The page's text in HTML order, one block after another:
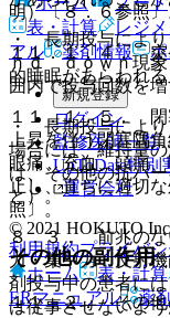
・ 長期投与によ
ｎｄ ｄｏｗｎ現象
囲内で投与回数を
・ 長期投与によ
場合には、維持量
は、その他の抗パ
と）。
８．３． 前兆のな
力・集中力・反射
剤投与中の患者に
は従事させないよ
明）〔８．６参照〕
１１．１．４． 突
的睡眠があらわれ
１１．１．５． 閉
上昇を伴う閉塞隅
眼痛、充血、頭痛
止し、直ちに適切
照〕。
その他の副作用
１１．２． その他
表・計算
レジ
アル
薬剤情報
新規登録
ログイン
監修医師一覧
UpToDate特別
運営会社
© 2021 HOKUTO
利用規約プライバ
ホーム
表・計算
ERマニュアル
薬